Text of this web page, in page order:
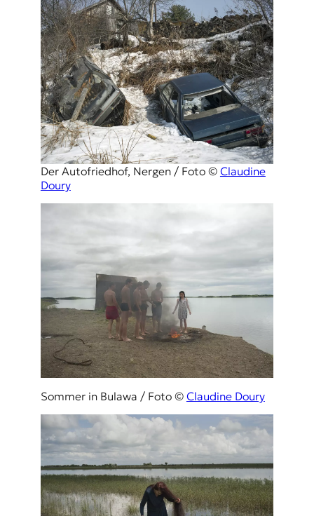
Der Autofriedhof, Nergen / Foto © Claudine
Doury
Sommer in Bulawa / Foto © Claudine Doury